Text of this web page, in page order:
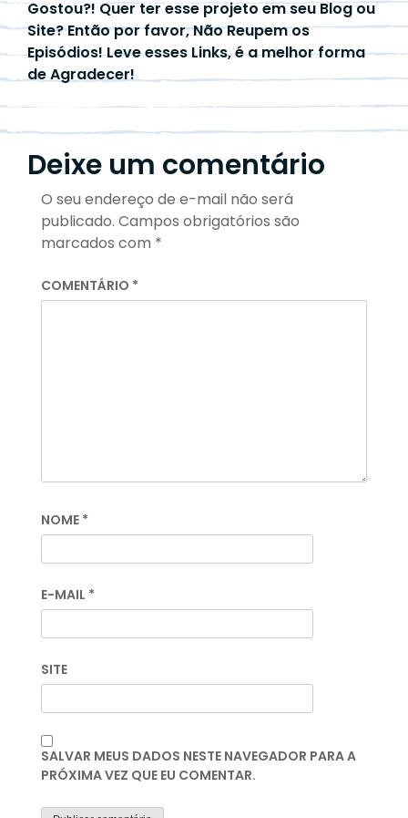
Gostou?! Quer ter esse projeto em seu Blog ou
Site? Então por favor, Não Reupem os
Episódios! Leve esses Links, é a melhor forma
de Agradecer!
Deixe um comentário
O seu endereço de e-mail não será
publicado. Campos obrigatórios são
marcados com *
COMENTÁRIO *
NOME *
E-MAIL *
SITE
SALVAR MEUS DADOS NESTE NAVEGADOR PARA A
PRÓXIMA VEZ QUE EU COMENTAR.